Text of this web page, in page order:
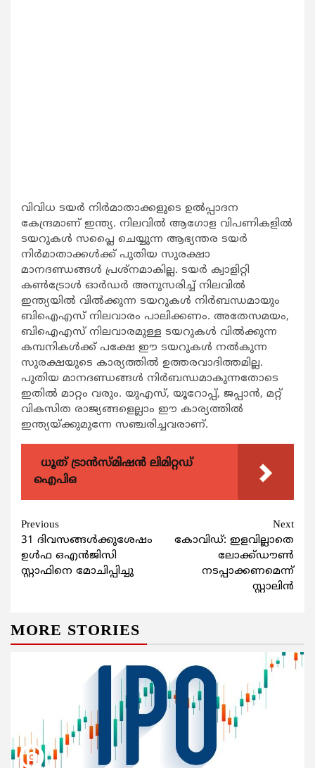
വിവിധ ടയര്‍ നിര്‍മാതാക്കളുടെ ഉല്‍പ്പാദന
കേന്ദ്രമാണ് ഇന്ത്യ. നിലവില്‍ ആഗോള വിപണികളില്‍
ടയറുകള്‍ സപ്ലൈ ചെയ്യുന്ന ആഭ്യന്തര ടയര്‍
നിര്‍മാതാക്കള്‍ക്ക് പുതിയ സുരക്ഷാ
മാനദണ്ഡങ്ങള്‍ പ്രശ്‌നമാകില്ല. ടയര്‍ ക്വാളിറ്റി
കണ്‍ട്രോള്‍ ഓര്‍ഡര്‍ അനുസരിച്ച് നിലവില്‍
ഇന്ത്യയില്‍ വില്‍ക്കുന്ന ടയറുകള്‍ നിര്‍ബന്ധമായും
ബിഐഎസ് നിലവാരം പാലിക്കണം. അതേസമയം,
ബിഐഎസ് നിലവാരമുള്ള ടയറുകള്‍ വില്‍ക്കുന്ന
കമ്പനികള്‍ക്ക് പക്ഷേ ഈ ടയറുകള്‍ നല്‍കുന്ന
സുരക്ഷയുടെ കാര്യത്തില്‍ ഉത്തരവാദിത്തമില്ല.
പുതിയ മാനദണ്ഡങ്ങള്‍ നിര്‍ബന്ധമാകുന്നതോടെ
ഇതില്‍ മാറ്റം വരും. യുഎസ്, യൂറോപ്പ്, ജപ്പാന്‍, മറ്റ്
വികസിത രാജ്യങ്ങളെല്ലാം ഈ കാര്യത്തില്‍
ഇന്ത്യയ്ക്കുമുന്നേ സഞ്ചരിച്ചവരാണ്.
ധൂത് ട്രാൻസ്മിഷൻ ലിമിറ്റഡ്
ഐപിഒ
Continue
Reading
Previous
31 ദിവസങ്ങള്‍ക്കുശേഷം
ഉള്‍ഫ ഒഎന്‍ജിസി
സ്റ്റാഫിനെ മോചിപ്പിച്ചു
Next
കോവിഡ്: ഇളവില്ലാതെ
ലോക്ക്ഡൗണ്‍
നടപ്പാക്കണമെന്ന്
സ്റ്റാലിന്‍
MORE STORIES